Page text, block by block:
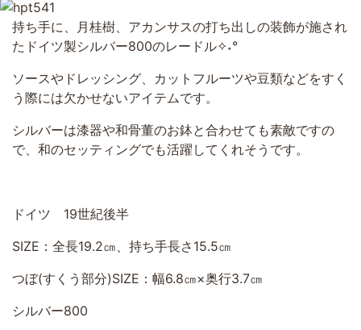
持ち手に、月桂樹、アカンサスの打ち出しの装飾が施され
たドイツ製シルバー800のレードル✧˖°
ソースやドレッシング、カットフルーツや豆類などをすく
う際には欠かせないアイテムです。
シルバーは漆器や和骨董のお鉢と合わせても素敵ですの
で、和のセッティングでも活躍してくれそうです。
ドイツ 19世紀後半
SIZE：全長19.2㎝、持ち手長さ15.5㎝
つぼ(すくう部分)SIZE：幅6.8㎝×奥行3.7㎝
シルバー800